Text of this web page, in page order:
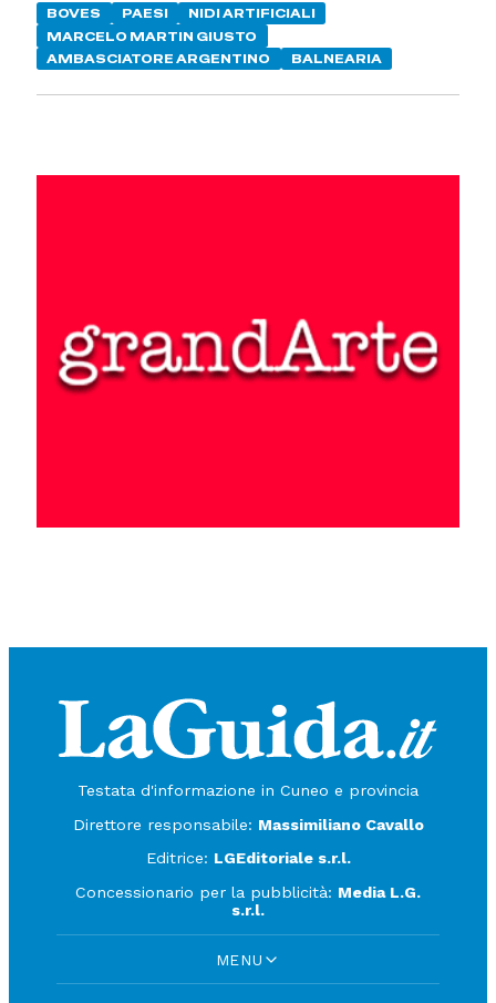
BOVES PAESI
NIDI ARTIFICIALI
MARCELO MARTIN GIUSTO
AMBASCIATORE ARGENTINO
BALNEARIA
Testata d'informazione in Cuneo e provincia
Direttore responsabile: Massimiliano Cavallo
Editrice: LGEditoriale s.r.l.
Concessionario per la pubblicità: Media L.G.
s.r.l.
MENU